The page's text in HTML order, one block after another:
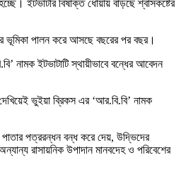
ইটভাটার বিষাক্ত ধোঁয়ায় বাড়ছে শ্বাসকষ্টের
ভূমিকা পালন করে আসছে বছরের পর বছর।
নামক ইটভাটাটি স্থায়ীভাবে বন্ধের আবেদন
ভুইয়া ব্রিকস এর ‘আর.বি.বি’ নামক
পাতার পত্ররন্ধন বন্ধ করে দেয়, উদ্ভিদের
রাসায়নিক উপাদান মানবদেহ ও পরিবেশের